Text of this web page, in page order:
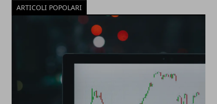
ARTICOLI POPOLARI